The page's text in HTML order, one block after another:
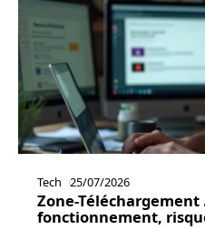
Tech 25/07/2026
Zone-
fonctionnement,